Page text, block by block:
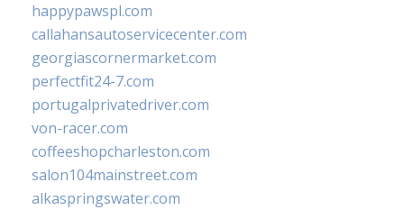
happypawspl.com
callahansautoservicecenter.com
georgiascornermarket.com
perfectfit24-7.com
portugalprivatedriver.com
von-racer.com
coffeeshopcharleston.com
salon104mainstreet.com
alkaspringswater.com